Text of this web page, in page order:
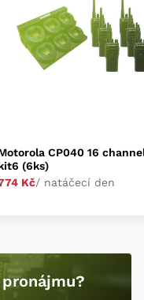
CP040 16
(6ks)
Kč/ natáčecí den